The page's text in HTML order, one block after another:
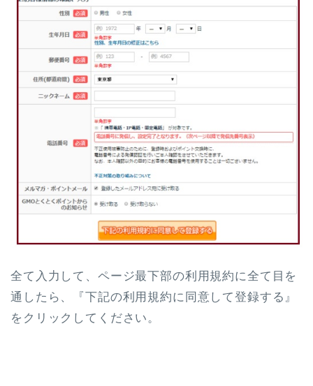
全て入力して、ページ最下部の利用規約に全て目を
通したら、『下記の利用規約に同意して登録する』
をクリックしてください。